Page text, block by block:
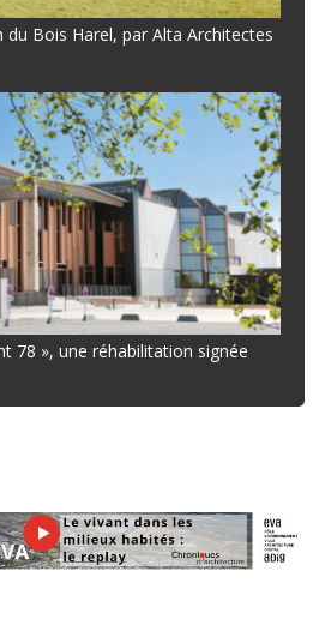
du Bois Harel, par Alta Architectes
78 », une réhabilitation signée